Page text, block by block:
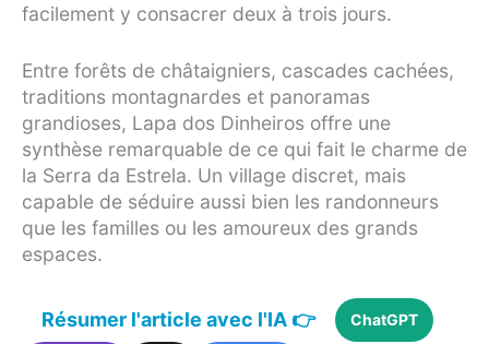
facilement y consacrer deux à trois jours.
Entre forêts de châtaigniers, cascades cachées,
traditions montagnardes et panoramas
grandioses, Lapa dos Dinheiros offre une
synthèse remarquable de ce qui fait le charme de
la Serra da Estrela. Un village discret, mais
capable de séduire aussi bien les randonneurs
que les familles ou les amoureux des grands
espaces.
Résumer l'article avec l'IA 👉 ChatGPT